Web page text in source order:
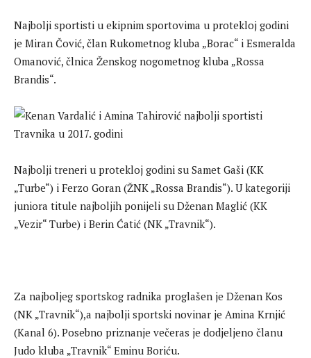
Najbolji sportisti u ekipnim sportovima u protekloj godini
je Miran Čović, član Rukometnog kluba „Borac“ i Esmeralda
Omanović, člnica Ženskog nogometnog kluba „Rossa
Brandis“.
Najbolji treneri u protekloj godini su Samet Gaši (KK
„Turbe“) i Ferzo Goran (ŽNK „Rossa Brandis“). U kategoriji
juniora titule najboljih ponijeli su Dženan Maglić (KK
„Vezir“ Turbe) i Berin Ćatić (NK „Travnik“).
Za najboljeg sportskog radnika proglašen je Dženan Kos
(NK „Travnik“),a najbolji sportski novinar je Amina Krnjić
(Kanal 6). Posebno priznanje večeras je dodjeljeno članu
Judo kluba „Travnik“ Eminu Boriću.